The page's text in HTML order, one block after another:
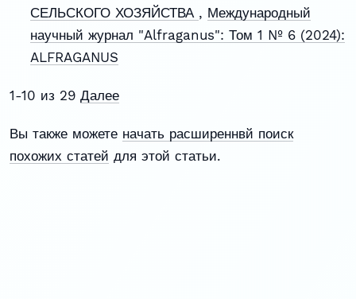
СЕЛЬСКОГО ХОЗЯЙСТВА , Международный
научный журнал "Alfraganus": Том 1 № 6 (2024):
ALFRAGANUS
1-10 из 29 Далее
Вы также можете начать расширеннвй поиск
похожих статей для этой статьи.